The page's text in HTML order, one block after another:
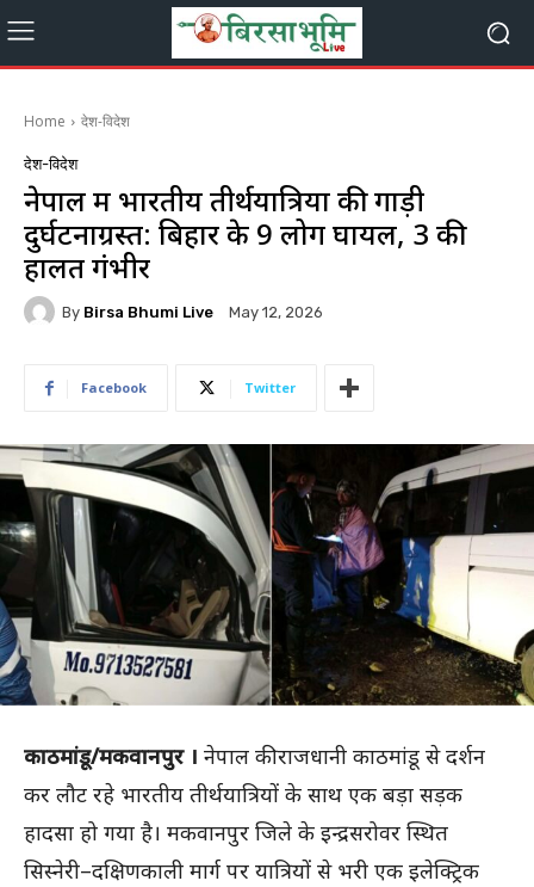
Home देश-विदेश
देश-विदेश
नेपाल में भारतीय तीर्थयात्रियों की गाड़ी
दुर्घटनाग्रस्त: बिहार के 9 लोग घायल, 3 की
हालत गंभीर
By Birsa Bhumi Live May 12, 2026
Facebook Twitter
काठमांडू/मकवानपुर । नेपाल की राजधानी काठमांडू से दर्शन
कर लौट रहे भारतीय तीर्थयात्रियों के साथ एक बड़ा सड़क
हादसा हो गया है। मकवानपुर जिले के इन्द्रसरोवर स्थित
सिस्नेरी–दक्षिणकाली मार्ग पर यात्रियों से भरी एक इलेक्ट्रिक